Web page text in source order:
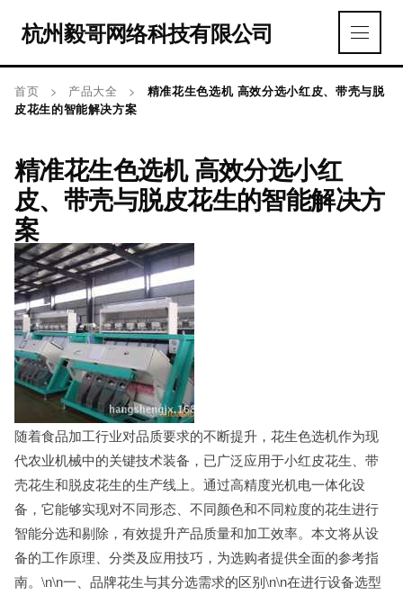
杭州毅哥网络科技有限公司
首页 > 产品大全 >
精准花生色选机 高效分选小红皮、带壳与脱
皮花生的智能解决方案
精准花生色选机 高效分选小红
皮、带壳与脱皮花生的智能解决方
案
随着食品加工行业对品质要求的不断提升，花生色选机作为现
代农业机械中的关键技术装备，已广泛应用于小红皮花生、带
壳花生和脱皮花生的生产线上。通过高精度光机电一体化设
备，它能够实现对不同形态、不同颜色和不同粒度的花生进行
智能分选和剔除，有效提升产品质量和加工效率。本文将从设
备的工作原理、分类及应用技巧，为选购者提供全面的参考指
南。\n\n一、品牌花生与其分选需求的区别\n\n在进行设备选型